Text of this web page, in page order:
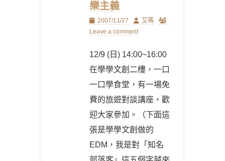
樂主義
Posted
on
2007/11/27 Author
艾瑪
Leave a comment
12/9 (日) 14:00~16:00
在學學文創二樓，一口
一口學食堂，有一場免
費的旅遊對談講座，歡
迎大家參加。（下面這
張是學學文創做的
EDM，我是對「知名